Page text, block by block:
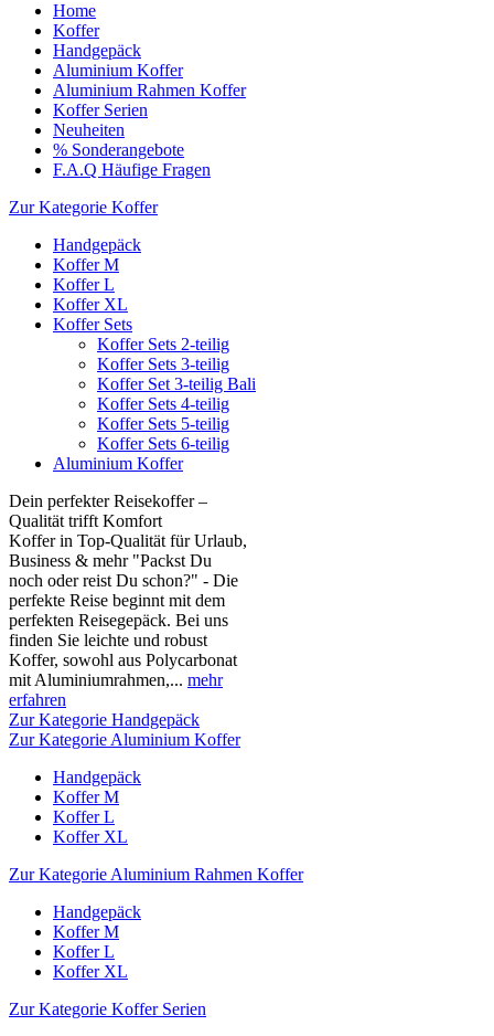
Home
Koffer
Handgepäck
Aluminium Koffer
Aluminium Rahmen Koffer
Koffer Serien
Neuheiten
% Sonderangebote
F.A.Q Häufige Fragen
Zur Kategorie Koffer
Handgepäck
Koffer M
Koffer L
Koffer XL
Koffer Sets
Koffer Sets 2-teilig
Koffer Sets 3-teilig
Koffer Set 3-teilig Bali
Koffer Sets 4-teilig
Koffer Sets 5-teilig
Koffer Sets 6-teilig
Aluminium Koffer
Dein perfekter Reisekoffer –
Qualität trifft Komfort
Koffer in Top-Qualität für Urlaub,
Business & mehr "Packst Du
noch oder reist Du schon?" - Die
perfekte Reise beginnt mit dem
perfekten Reisegepäck. Bei uns
finden Sie leichte und robust
Koffer, sowohl aus Polycarbonat
mit Aluminiumrahmen,... mehr
erfahren
Zur Kategorie Handgepäck
Zur Kategorie Aluminium Koffer
Handgepäck
Koffer M
Koffer L
Koffer XL
Zur Kategorie Aluminium Rahmen Koffer
Handgepäck
Koffer M
Koffer L
Koffer XL
Zur Kategorie Koffer Serien